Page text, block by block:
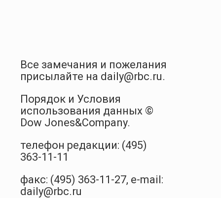
Все замечания и пожелания
присылайте на daily@rbc.ru.
Порядок и Условия
использования данных ©
Dow Jones&Company.
телефон редакции: (495)
363-11-11
факс: (495) 363-11-27, e-mail:
daily@rbc.ru